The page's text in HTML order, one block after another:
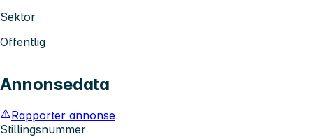
Sektor
Offentlig
Annonsedata
Rapporter annonse
Stillingsnummer